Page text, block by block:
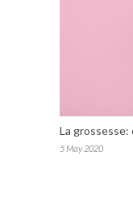
La
5 May 2020